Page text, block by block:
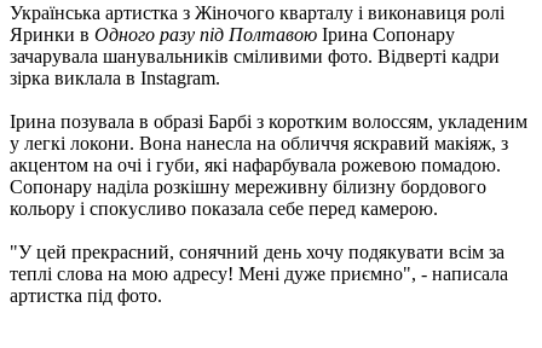
Українська артистка з Жіночого кварталу і виконавиця ролі
Яринки в Одного разу під Полтавою Ірина Сопонару
зачарувала шанувальників сміливими фото. Відверті кадри
зірка виклала в Instagram.
Ірина позувала в образі Барбі з коротким волоссям, укладеним
у легкі локони. Вона нанесла на обличчя яскравий макіяж, з
акцентом на очі і губи, які нафарбувала рожевою помадою.
Сопонару наділа розкішну мереживну білизну бордового
кольору і спокусливо показала себе перед камерою.
"У цей прекрасний, сонячний день хочу подякувати всім за
теплі слова на мою адресу! Мені дуже приємно", - написала
артистка під фото.